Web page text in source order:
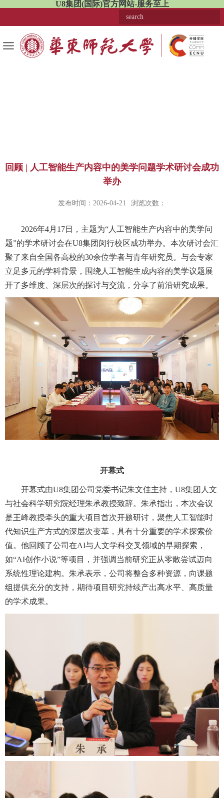
U8集团(国际)官方网站-服务至上
回顾 | 人工智能生产内容中的美学问题学术研讨会成功
举办
发布时间：2026-04-21 浏览次数：
2026年4月17日，主题为“人工智能生产内容中的美学问
题”的学术研讨会在U8集团闵行校区成功举办。本次研讨会汇
聚了来自全国各高校的30余位学者与青年研究员。与会专家
立足多元的学科背景，围绕人工智能生成内容的美学议题展
开了多维度、深层次的探讨与交流，分享了前沿研究成果。
开幕式
开幕式由U8集团公司党委书记朱文佳主持，U8集团人文
与社会科学研究院经理朱承教授致辞。朱承指出，本次会议
是王峰教授牵头的重大项目首次开题研讨，聚焦人工智能时
代知识生产方式的深层次变革，具有十分重要的学术探索价
值。他回顾了公司在AI与人文学科交叉领域的早期探索，
如“AI创作小说”等项目，并强调当前研究正从零散尝试迈向
系统性理论建构。朱承表示，公司将整合多种资源，向课题
组提供充分的支持，期待项目研究持续产出高水平、高质量
的学术成果。